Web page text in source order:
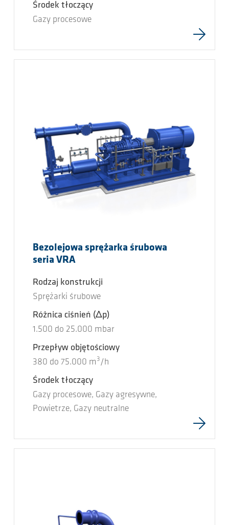
Środek tłoczący
Gazy procesowe
Bezolejowa sprężarka śrubowa
seria VRA
Rodzaj konstrukcji
Sprężarki śrubowe
Różnica ciśnień (Δp)
1.500 do 25.000 mbar
Przepływ objętościowy
380 do 75.000 m 3 /h
Środek tłoczący
Gazy procesowe, Gazy agresywne,
Powietrze, Gazy neutralne